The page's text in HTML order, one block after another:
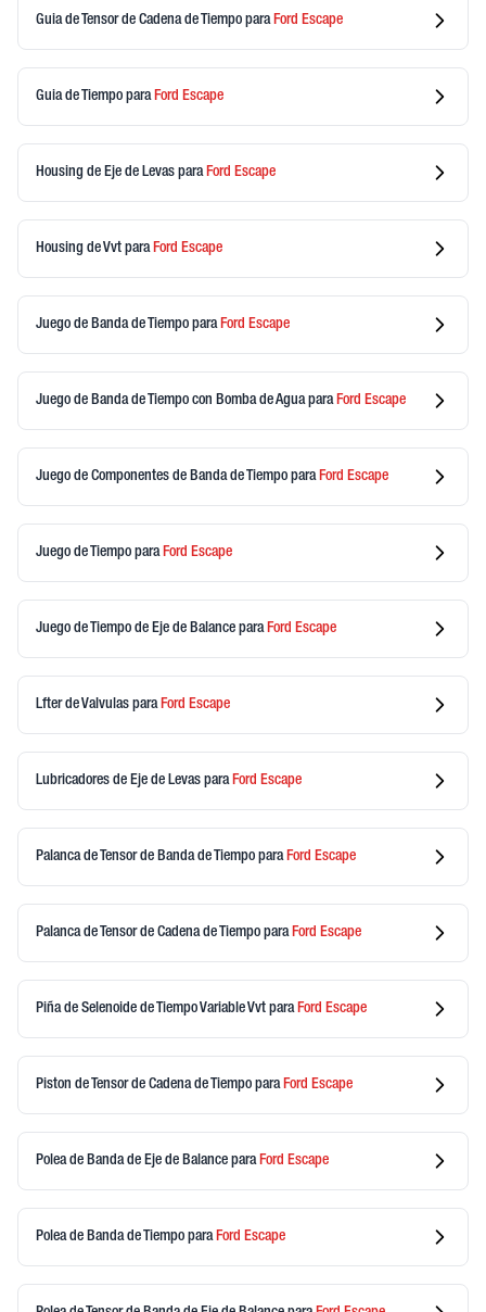
Guia de Tensor de Cadena de Tiempo para Ford Escape
Guia de Tiempo para Ford Escape
Housing de Eje de Levas para Ford Escape
Housing de Vvt para Ford Escape
Juego de Banda de Tiempo para Ford Escape
Juego de Banda de Tiempo con Bomba de Aguapara Ford Escape
Juego de Componentes de Banda de Tiempo para Ford Escape
Juego de Tiempo para Ford Escape
Juego de Tiempo de Eje de Balance para Ford Escape
Lfter de Valvulas para Ford Escape
Lubricadores de Eje de Levas para Ford Escape
Palanca de Tensor de Banda de Tiempo para Ford Escape
Palanca de Tensor de Cadena de Tiempo para Ford Escape
Piña de Selenoide de Tiempo Variable Vvt para Ford Escape
Piston de Tensor de Cadena de Tiempo para Ford Escape
Polea de Banda de Eje de Balance para Ford Escape
Polea de Banda de Tiempo para Ford Escape